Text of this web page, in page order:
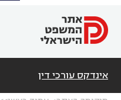
אינדקס עורכי דין